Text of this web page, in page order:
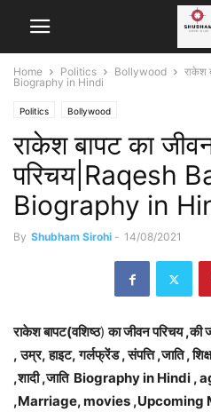
Home Politics Bollywood
राकेश
Biography in Hindi
Politics Bollywood
राकेश बापट का
परिचय|Raqesh
Biography in
By Shubham Sirohi - 14/08/2021
राकेश बापट(वशिष्ठ)का जीवन परिचय ,की
, उम्र, हाइट, गर्लफ्रेंड , संपत्ति ,जाति ,
,शादी,जाति Biography in Hindi ,
,Marriage, movies ,Upcoming